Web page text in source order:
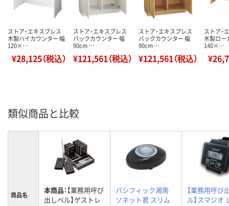
ストア・エキスプレス
木製ハイカウンター 幅
120×…
¥28,125（税込）
ストア・エキスプレス
バックカウンター 幅
90cm …
¥121,561（税込）
ストア・エキスプレス
バックカウンター 幅
90cm …
¥121,561（税込）
ストア・
木製ロー
140×…
類似商品と比較
商品名 本商品：【業務用呼び
出しベル】ゲストレ
パシフィック湘南
ソネット君 スリム
【業務用呼び
ル】スマジオ